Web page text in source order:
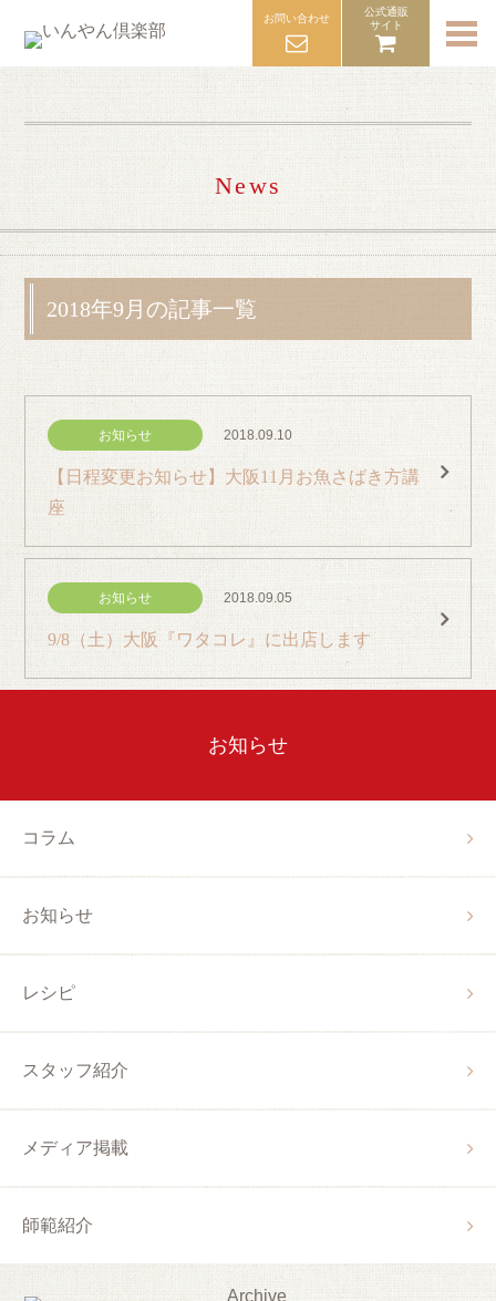
商品製造
料理教室
レシピ
コラム
採用情報
お問い合わせ
公式通販
サイト
News
2018年9月の記事一覧
お知らせ 2018.09.10
【日程変更お知らせ】大阪11月お魚さばき方講
座
お知らせ 2018.09.05
9/8（土）大阪『ワタコレ』に出店します
お知らせ
コラム
お知らせ
レシピ
スタッフ紹介
メディア掲載
師範紹介